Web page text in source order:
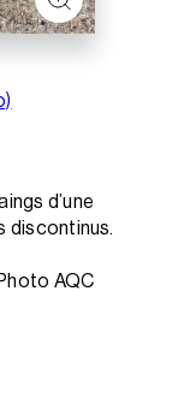
d’une
discontinus.
AQC